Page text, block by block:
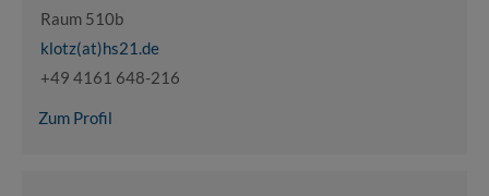
Raum 510b
klotz(at)hs21.de
+49 4161 648-216
Zum Profil